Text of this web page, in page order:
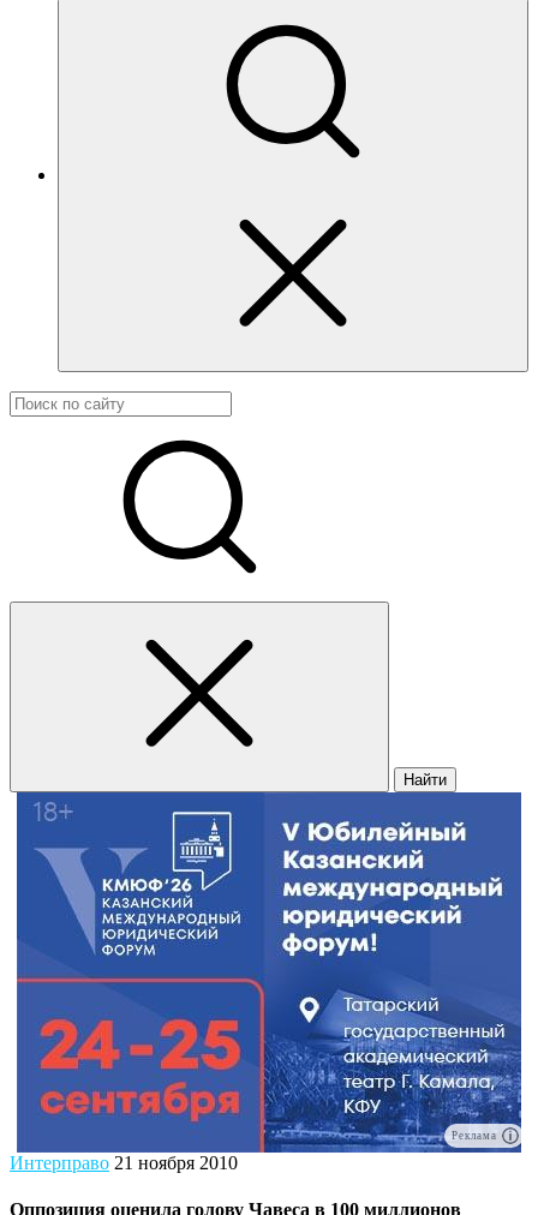
Найти
Реклама
Интерправо 21 ноября 2010
Оппозиция оценила голову Чавеса в 100 миллионов